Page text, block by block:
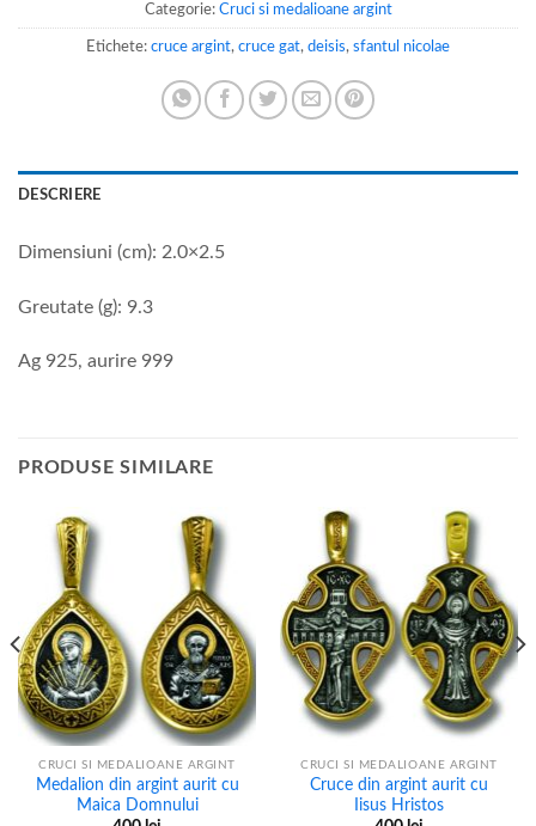
Categorie: Cruci si medalioane argint
Etichete: cruce argint, cruce gat, deisis, sfantul nicolae
DESCRIERE
Dimensiuni (cm): 2.0×2.5
Greutate (g): 9.3
Ag 925, aurire 999
PRODUSE SIMILARE
CRUCI SI MEDALIOANE ARGINT
Medalion din argint aurit cu
Maica Domnului
CRUCI SI MEDALIOANE ARGINT
Cruce din argint aurit cu
Iisus Hristos